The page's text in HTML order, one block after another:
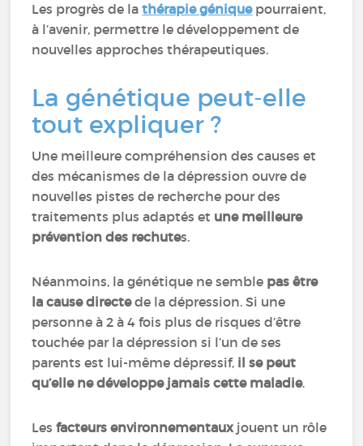
Les progrès de lathérapie géniquepourraient,
à l’avenir, permettre le développement de
nouvelles approches thérapeutiques.
La génétique peut-elle
tout expliquer ?
Une meilleure compréhension des causes et
des mécanismes de la dépression ouvre de
nouvelles pistes de recherche pour des
traitements plus adaptés et une meilleure
prévention des rechutes.
Néanmoins, la génétique ne semble pas être
la cause directede la dépression. Si une
personne à 2 à 4 fois plus de risques d’être
touchée par la dépression si l’un de ses
parents est lui-même dépressif, il se peut
qu’elle ne développe jamais cette maladie.
Lesfacteurs environnementauxjouent un rôle